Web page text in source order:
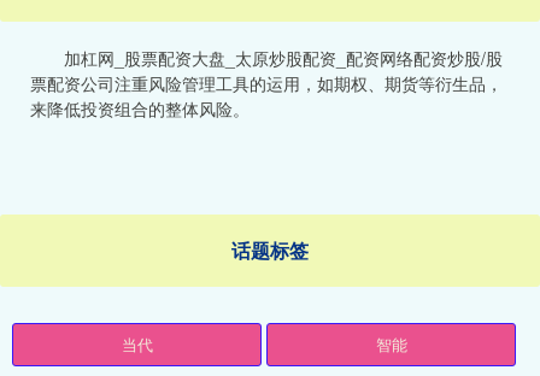
加杠网_股票配资大盘_太原炒股配资_配资网络配资炒股/股
票配资公司注重风险管理工具的运用，如期权、期货等衍生品，
来降低投资组合的整体风险。
话题标签
当代 智能